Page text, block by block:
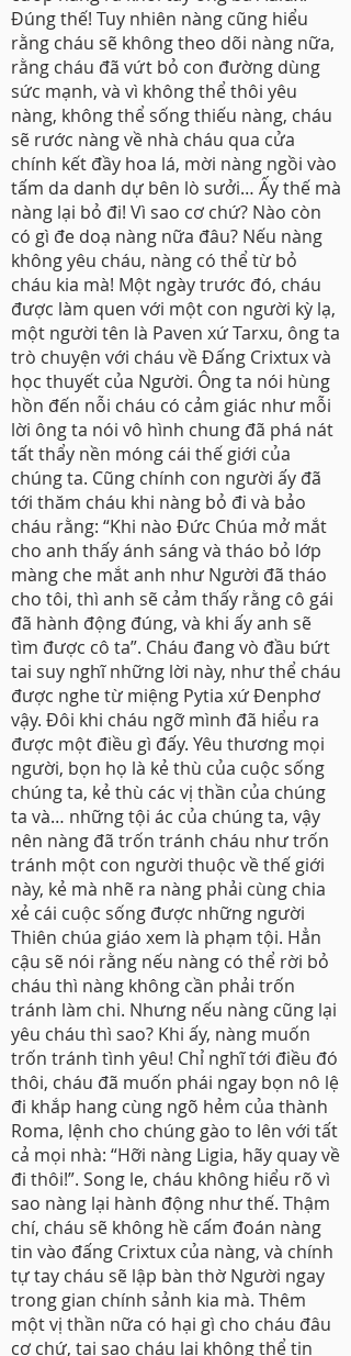
Đúng thế! Tuy nhiên nàng cũng hiểu
rằng cháu sẽ không theo dõi nàng nữa,
rằng cháu đã vứt bỏ con đường dùng
sức mạnh, và vì không thể thôi yêu
nàng, không thể sống thiếu nàng, cháu
sẽ rước nàng về nhà cháu qua cửa
chính kết đầy hoa lá, mời nàng ngồi vào
tấm da danh dự bên lò sưởi… Ấy thế mà
nàng lại bỏ đi! Vì sao cơ chứ? Nào còn
có gì đe doạ nàng nữa đâu? Nếu nàng
không yêu cháu, nàng có thể từ bỏ
cháu kia mà! Một ngày trước đó, cháu
được làm quen với một con người kỳ lạ,
một người tên là Paven xứ Tarxu, ông ta
trò chuyện với cháu về Đấng Crixtux và
học thuyết của Người. Ông ta nói hùng
hồn đến nỗi cháu có cảm giác như mỗi
lời ông ta nói vô hình chung đã phá nát
tất thẩy nền móng cái thế giới của
chúng ta. Cũng chính con người ấy đã
tới thăm cháu khi nàng bỏ đi và bảo
cháu rằng: “Khi nào Đức Chúa mở mắt
cho anh thấy ánh sáng và tháo bỏ lớp
màng che mắt anh như Người đã tháo
cho tôi, thì anh sẽ cảm thấy rằng cô gái
đã hành động đúng, và khi ấy anh sẽ
tìm được cô ta”. Cháu đang vò đầu bứt
tai suy nghĩ những lời này, như thể cháu
được nghe từ miệng Pytia xứ Đenphơ
vậy. Đôi khi cháu ngỡ mình đã hiểu ra
được một điều gì đấy. Yêu thương mọi
người, bọn họ là kẻ thù của cuộc sống
chúng ta, kẻ thù các vị thần của chúng
ta và… những tội ác của chúng ta, vậy
nên nàng đã trốn tránh cháu như trốn
tránh một con người thuộc về thế giới
này, kẻ mà nhẽ ra nàng phải cùng chia
xẻ cái cuộc sống được những người
Thiên chúa giáo xem là phạm tội. Hẳn
cậu sẽ nói rằng nếu nàng có thể rời bỏ
cháu thì nàng không cần phải trốn
tránh làm chi. Nhưng nếu nàng cũng lại
yêu cháu thì sao? Khi ấy, nàng muốn
trốn tránh tình yêu! Chỉ nghĩ tới điều đó
thôi, cháu đã muốn phái ngay bọn nô lệ
đi khắp hang cùng ngõ hẻm của thành
Roma, lệnh cho chúng gào to lên với tất
cả mọi nhà: “Hỡi nàng Ligia, hãy quay về
đi thôi!”. Song le, cháu không hiểu rõ vì
sao nàng lại hành động như thế. Thậm
chí, cháu sẽ không hề cấm đoán nàng
tin vào đấng Crixtux của nàng, và chính
tự tay cháu sẽ lập bàn thờ Người ngay
trong gian chính sảnh kia mà. Thêm
một vị thần nữa có hại gì cho cháu đâu
cơ chứ, tại sao cháu lại không thể tin